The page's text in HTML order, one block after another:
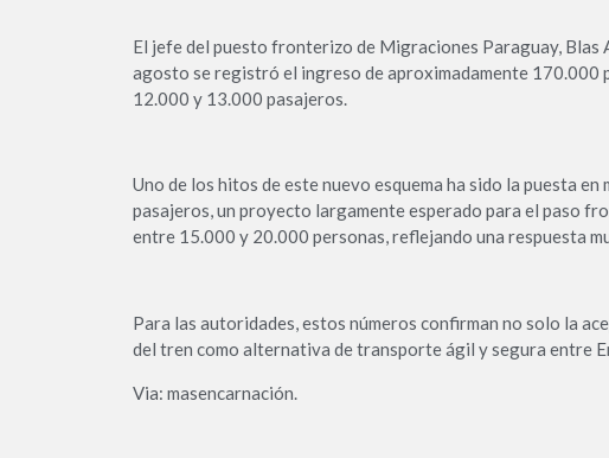
El jefe del puesto fronterizo de Migraciones Paraguay, Blas
agosto se registró el ingreso de aproximadamente 170.000
12.000 y 13.000 pasajeros.
Uno de los hitos de este nuevo esquema ha sido la puesta
pasajeros, un proyecto largamente esperado para el paso
entre 15.000 y 20.000 personas, reflejando una respuesta
Para las autoridades, estos números confirman no solo la
del tren como alternativa de transporte ágil y segura entre
Via: masencarnación.